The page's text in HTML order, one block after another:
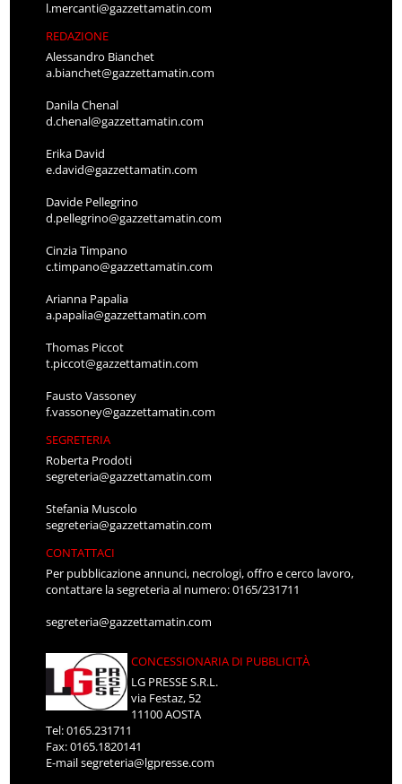
l.mercanti@gazzettamatin.com
REDAZIONE
Alessandro Bianchet
a.bianchet@gazzettamatin.com
Danila Chenal
d.chenal@gazzettamatin.com
Erika David
e.david@gazzettamatin.com
Davide Pellegrino
d.pellegrino@gazzettamatin.com
Cinzia Timpano
c.timpano@gazzettamatin.com
Arianna Papalia
a.papalia@gazzettamatin.com
Thomas Piccot
t.piccot@gazzettamatin.com
Fausto Vassoney
f.vassoney@gazzettamatin.com
SEGRETERIA
Roberta Prodoti
segreteria@gazzettamatin.com
Stefania Muscolo
segreteria@gazzettamatin.com
CONTATTACI
Per pubblicazione annunci, necrologi, offro e cerco lavoro,
contattare la segreteria al numero: 0165/231711
segreteria@gazzettamatin.com
CONCESSIONARIA DI PUBBLICITÀ
LG PRESSE S.R.L.
via Festaz, 52
11100 AOSTA
Tel: 0165.231711
Fax: 0165.1820141
E-mailsegreteria@lgpresse.com